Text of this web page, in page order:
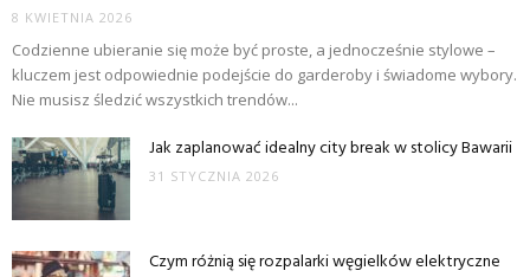
8 KWIETNIA 2026
Codzienne ubieranie się może być proste, a jednocześnie stylowe –
kluczem jest odpowiednie podejście do garderoby i świadome wybory.
Nie musisz śledzić wszystkich trendów...
Jak zaplanować idealny city break w stolicy Bawarii
31 STYCZNIA 2026
Czym różnią się rozpalarki węgielków elektryczne